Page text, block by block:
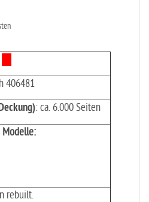
406481
: ca. 6.000 Seiten
Modelle:
rebuilt.